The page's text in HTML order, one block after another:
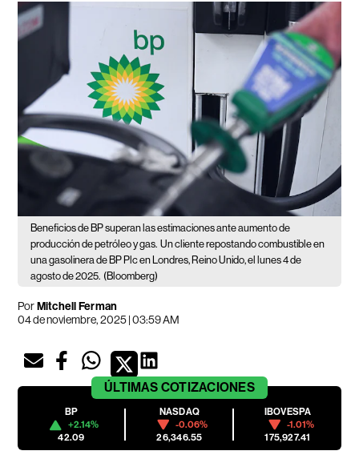
Beneficios de BP superan las estimaciones ante aumento de
producción de petróleo y gas. Un cliente repostando combustible en
una gasolinera de BP Plc en Londres, Reino Unido, el lunes 4 de
agosto de 2025. (Bloomberg)
PorMitchell Ferman
04 de noviembre, 2025 | 03:59 AM
ÚLTIMAS COTIZACIONES
BP
+2.14%
42.09
NASDAQ
-0.06%
26,346.55
IBOVESPA
-1.01%
175,927.41